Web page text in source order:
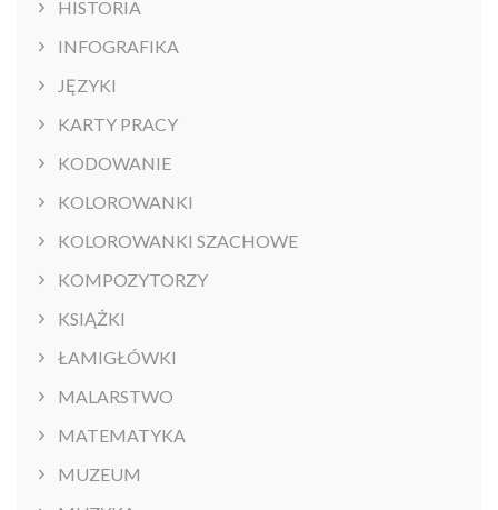
HISTORIA
INFOGRAFIKA
JĘZYKI
KARTY PRACY
KODOWANIE
KOLOROWANKI
KOLOROWANKI SZACHOWE
KOMPOZYTORZY
KSIĄŻKI
ŁAMIGŁÓWKI
MALARSTWO
MATEMATYKA
MUZEUM